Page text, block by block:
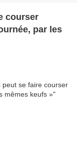
courser
par les